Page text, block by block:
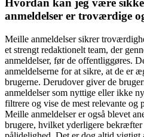
Hvordan kan jeg være
anmeldelser er troværdige
Meille anmeldelser sikrer
et strengt redaktionelt team, der
anmeldelser, før de offentliggøres.
anmeldelserne for at sikre, at de er
brugerne. Derudover giver de
anmeldelser som nyttige eller ikke
filtrere og vise de mest relevante og
Meille anmeldelser er også blevet
brugere, hvilket yderligere